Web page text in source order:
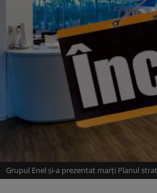
Grupul Enel şi-a prezentat marţi Planul